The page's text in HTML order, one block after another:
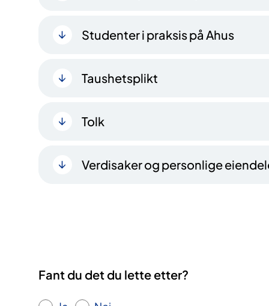
Studenter i praksis på Ahus
Taushetsplikt
Tolk
Verdisaker og personlige
Fant du det du lette etter?